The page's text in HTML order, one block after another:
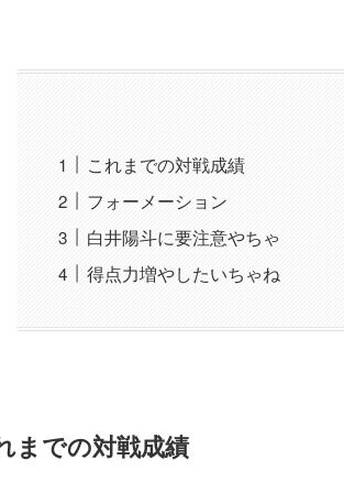
これまでの対戦成績
フォーメーション
白井陽斗に要注意やちゃ
得点力増やしたいちゃね
までの対戦成績